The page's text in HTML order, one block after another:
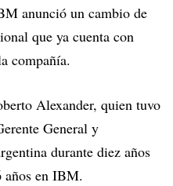
anunció un cambio de
que ya cuenta con
compañía.
Alexander, quien tuvo
General y
durante diez años
años en IBM.